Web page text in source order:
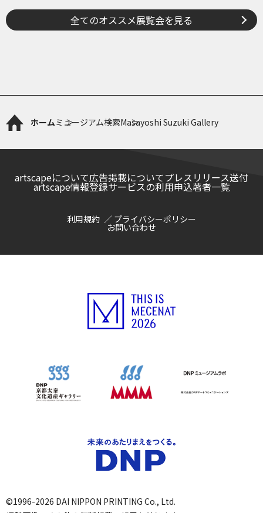
全てのオススメ展覧会を見る
ホームミュージアム検索Masayoshi Suzuki Gallery
artscapeについて広告掲載についてプレスリリース送付
artscape情報登録サービスの利用申込著者一覧
利用規約 プライバシーポリシー
お問い合わせ
©1996-2026 DAI NIPPON PRINTING Co., Ltd.